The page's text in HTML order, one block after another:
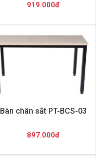
919.000đ
Bàn chân sắt PT-BCS-03
897.000đ